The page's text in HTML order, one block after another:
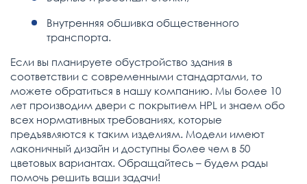
Внутренняя обшивка общественного
транспорта.
Если вы планируете обустройство здания в
соответствии с современными стандартами, то
можете обратиться в нашу компанию. Мы более 10
лет производим двери с покрытием HPL и знаем обо
всех нормативных требованиях, которые
предъявляются к таким изделиям. Модели имеют
лаконичный дизайн и доступны более чем в 50
цветовых вариантах. Обращайтесь – будем рады
помочь решить ваши задачи!